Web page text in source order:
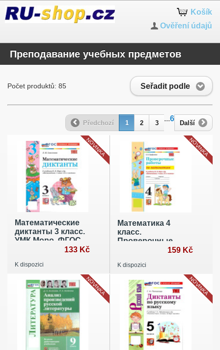
Košík
Ověření údajů
Преподавание учебных предметов
Seřadit podle
Počet produktů: 85
Předchozí 1 2 3
...6
Další
Математические
диктанты 3 класс.
УМК Моро. ФГОС
НОВЫЙ (к новому
133 Kč
K dispozici
NOVINKA
Математика 4
класс.
Проверочные
работы к учебнику
к новому учебнику
159 Kč
K dispozici
NOVINKA
NOVINKA NOVINKA